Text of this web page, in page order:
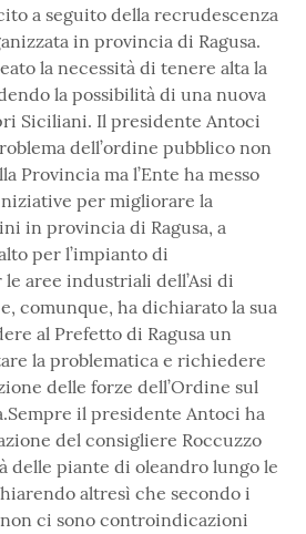
a seguito della recrudescenza
in provincia di Ragusa.
la necessità di tenere alta la
la possibilità di una nuova
Siciliani. Il presidente Antoci
dell’ordine pubblico non
Provincia ma l’Ente ha messo
per migliorare la
in provincia di Ragusa, a
per l’impianto di
aree industriali dell’Asi di
comunque, ha dichiarato la sua
al Prefetto di Ragusa un
la problematica e richiedere
delle forze dell’Ordine sul
il presidente Antoci ha
del consigliere Roccuzzo
delle piante di oleandro lungo le
altresì che secondo i
non ci sono controindicazioni